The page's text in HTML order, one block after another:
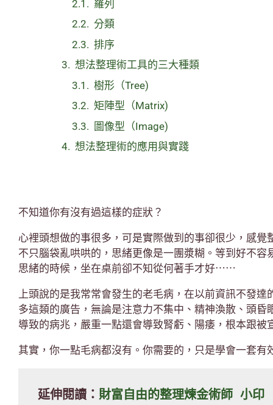
羅列
分類
排序
想法整理術工具的三大種類
樹形（Tree)
矩陣型（Matrix)
圖像型（Image)
想法整理術的應用與實踐
不知道你有沒有過這樣的症狀？
心裡頭想做的事很多，可是實際做到的事卻很少，感覺
不只腦袋亂哄哄的，思緒更像是一團漿糊。等到好不容
思緒的時候，坐在桌前卻不知從何著手才好⋯⋯
上頭說的是我常常會發生的老毛病，在以前資訊不發
多這類的廣告，無論是注意力不集中、精神渙散、頭昏
導致的病兆，嚴重一點還會導致腎虧、陽痿，根本跟被
其實，你一點毛病都沒有。你需要的，只是學會一套有
延伸閱讀： 財富自由的整理煉金術師 小印